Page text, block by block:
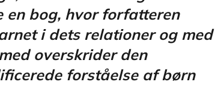
bog, hvor forfatteren
i dets relationer og med
overskrider den
forståelse af børn